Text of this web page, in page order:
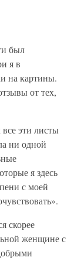
был
я в
на картины.
от тех,
все эти листы
ни одной
я здесь
с моей
скорее
женщине с